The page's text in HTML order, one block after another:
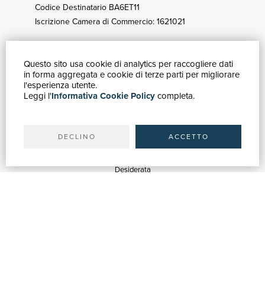
Questo sito usa cookie di analytics per raccogliere dati
in forma aggregata e cookie di terze parti per migliorare
l'esperienza utente.
Leggi l'Informativa Cookie Policycompleta.
DECLINO ACCETTO
Codice Destinatario BA6ET11
Iscrizione Camera di Commercio: 1621021
GUIDA ACQUISTI
Ricerca avanzata
Spedizioni
Desiderata